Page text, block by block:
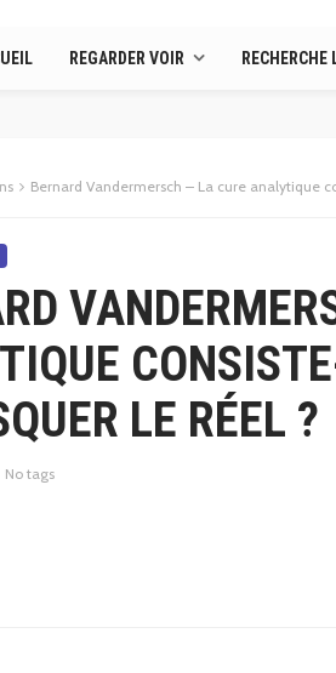
REGARDER VOIR RECHERCHE
Bernard Vandermersch – La cure analytique
LE RÉEL ?
No tags